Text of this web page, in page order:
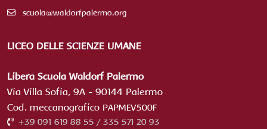
scuola@waldorfpalermo.org
LICEO DELLE SCIENZE UMANE
Libera Scuola Waldorf Palermo
Via Villa Sofia, 9A - 90144 Palermo
Cod. meccanografico PAPMEV500F
+39 091 619 88 55 / 335 571 20 93